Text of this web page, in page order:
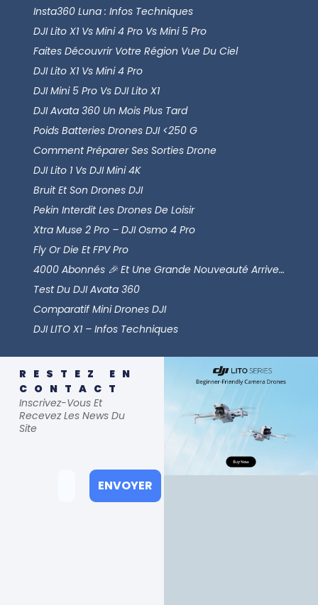
Insta360 Luna : Infos Techniques
DJI Lito X1 Vs Mini 4 Pro Vs Mini 5 Pro
Faites Découvrir Votre Région Vue Du Ciel
DJI Lito X1 Vs Mini 4 Pro
DJI Mini 5 Pro Vs DJI Lito X1
DJI Avata 360 Un Mois Plus Tard
Poids Batteries Drones DJI <250 G
Comment Préparer Ses Sorties Drone
DJI Lito 1 Vs DJI Mini 4K
Bruit Et Son Drones DJI
Pekin Interdit Les Drones De Loisir
Xtra Muse 2 Pro – DJI Osmo 4 Pro
Fly Or Die Et FPV Pro
4000 Abonnés 🎉 Et Une Grande Nouveauté Arrive…
Test Du DJI Avata 360
Comparatif Mini Drones DJI
DJI LITO X1 – Infos Techniques
RESTEZ EN
CONTACT
Inscrivez-Vous Et
Recevez Les News Du
Site